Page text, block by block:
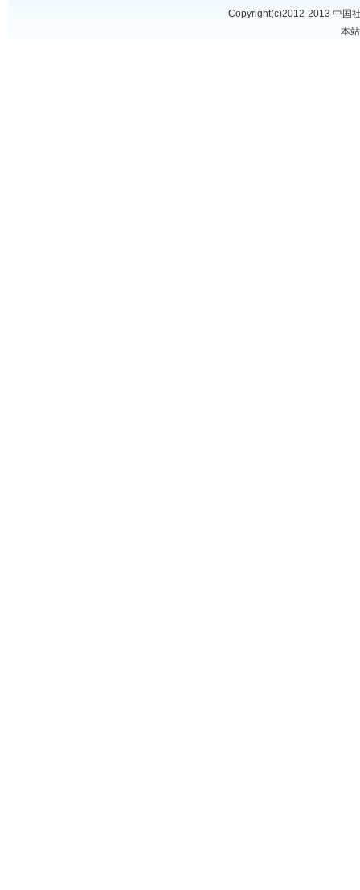
Copyright(c)2012-2013 中国
本